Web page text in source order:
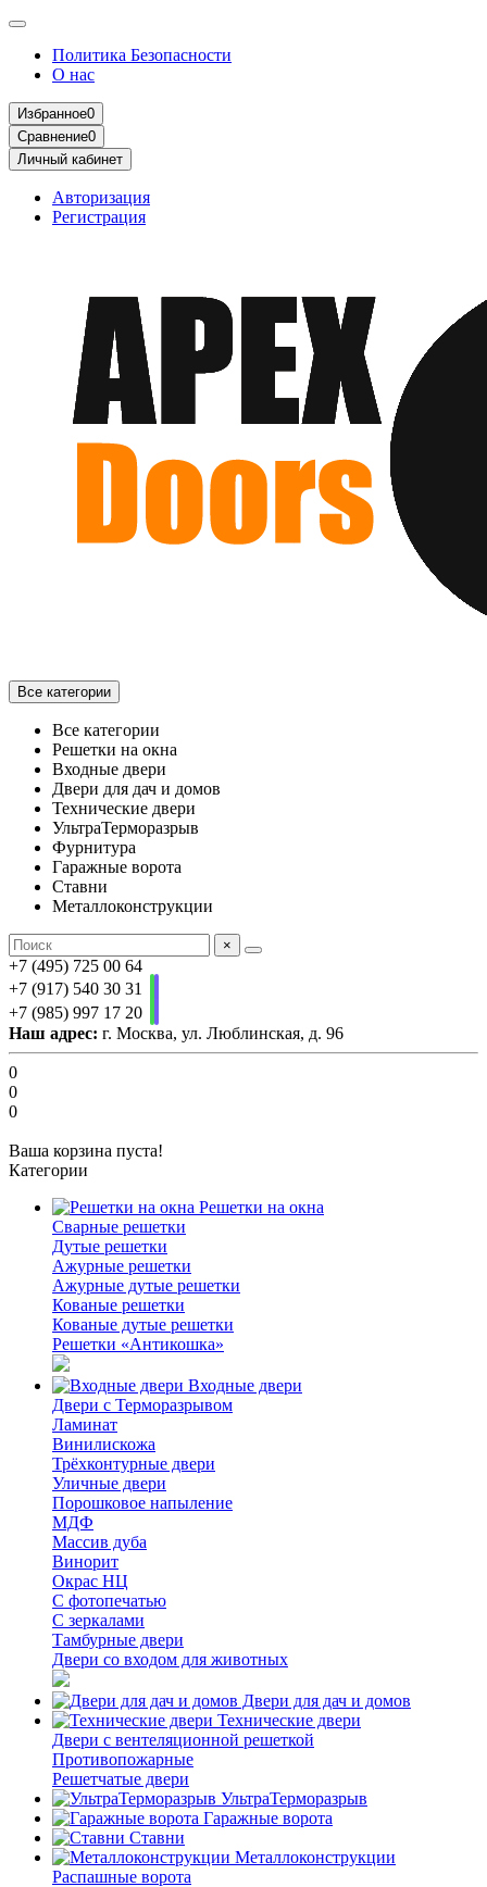
Политика Безопасности
О нас
Избранное0
Сравнение0
Личный кабинет
Авторизация
Регистрация
Все категории
Все категории
Решетки на окна
Входные двери
Двери для дач и домов
Технические двери
УльтраТерморазрыв
Фурнитура
Гаражные ворота
Ставни
Металлоконструкции
×
+7 (495) 725 00 64
+7 (917) 540 30 31
+7 (985) 997 17 20
Наш адрес: г. Москва, ул. Люблинская, д. 96
0
0
0
Ваша корзина пуста!
Категории
Решетки на окна
Сварные решетки
Дутые решетки
Ажурные решетки
Ажурные дутые решетки
Кованые решетки
Кованые дутые решетки
Решетки «Антикошка»
Входные двери
Двери с Терморазрывом
Ламинат
Винилискожа
Трёхконтурные двери
Уличные двери
Порошковое напыление
МДФ
Массив дуба
Винорит
Окрас НЦ
С фотопечатью
С зеркалами
Тамбурные двери
Двери со входом для животных
Двери для дач и домов
Технические двери
Двери с вентеляционной решеткой
Противопожарные
Решетчатые двери
УльтраТерморазрыв
Гаражные ворота
Ставни
Металлоконструкции
Распашные ворота